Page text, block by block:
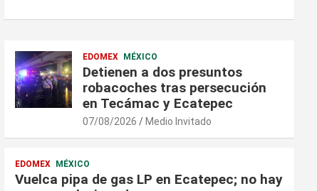
EDOMEX MÉXICO
Detienen a dos presuntos
robacoches tras persecución
en Tecámac y Ecatepec
07/08/2026 Medio Invitado
EDOMEX MÉXICO
Vuelca pipa de gas LP en Ecatepec; no hay